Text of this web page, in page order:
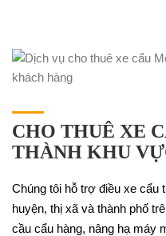
CHO THUÊ XE
THÀNH KHU
Chúng tôi hỗ trợ điều xe cẩu
huyện, thị xã và thành phố
cầu cẩu hàng, nâng hạ máy